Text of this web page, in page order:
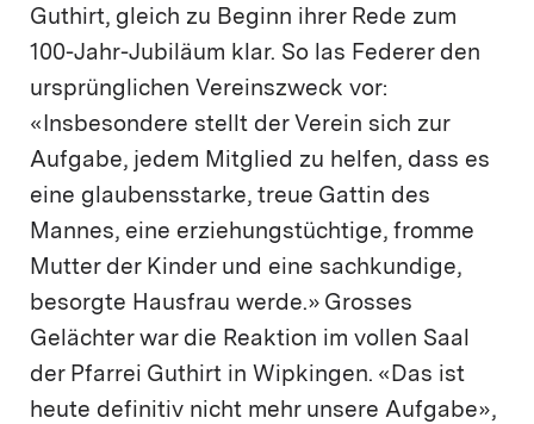
Guthirt, gleich zu Beginn ihrer Rede zum
100-Jahr-Jubiläum klar. So las Federer den
ursprünglichen Vereinszweck vor:
«Insbesondere stellt der Verein sich zur
Aufgabe, jedem Mitglied zu helfen, dass es
eine glaubensstarke, treue Gattin des
Mannes, eine erziehungstüchtige, fromme
Mutter der Kinder und eine sachkundige,
besorgte Hausfrau werde.» Grosses
Gelächter war die Reaktion im vollen Saal
der Pfarrei Guthirt in Wipkingen. «Das ist
heute definitiv nicht mehr unsere Aufgabe»,